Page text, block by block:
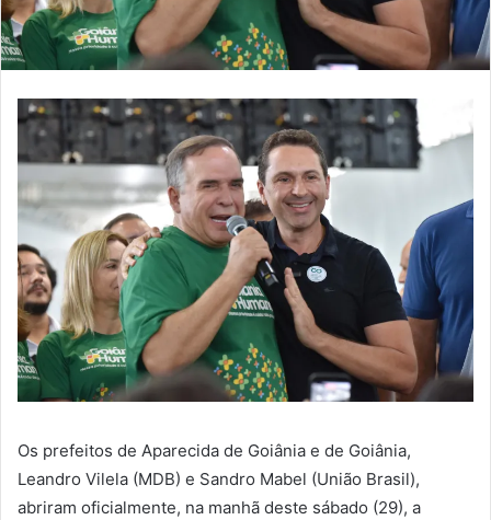
Os prefeitos de Aparecida de Goiânia e de Goiânia,
Leandro Vilela (MDB) e Sandro Mabel (União Brasil),
abriram oficialmente, na manhã deste sábado (29), a